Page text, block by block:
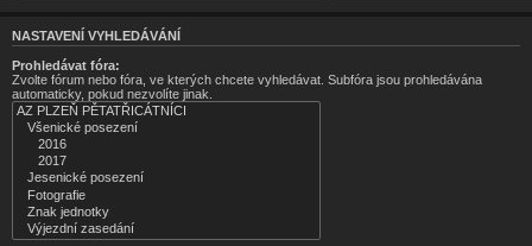
NASTAVENÍ VYHLEDÁVÁNÍ
Prohledávat fóra:
Zvolte fórum nebo fóra, ve kterých chcete vyhledávat. Subfóra jsou prohledávána
automaticky, pokud nezvolíte jinak.